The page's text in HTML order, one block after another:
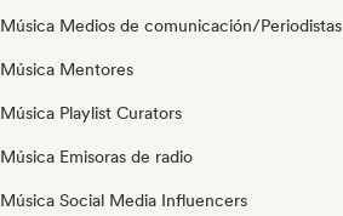
Música Medios de comunicación/Periodistas
Música Mentores
Música Playlist Curators
Música Emisoras de radio
Música Social Media Influencers